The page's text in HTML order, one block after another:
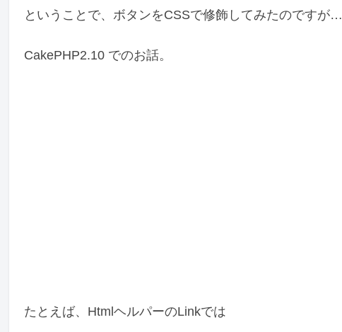
ということで、ボタンをCSSで修飾してみたのですが…
CakePHP2.10 でのお話。
たとえば、HtmlヘルパーのLinkでは